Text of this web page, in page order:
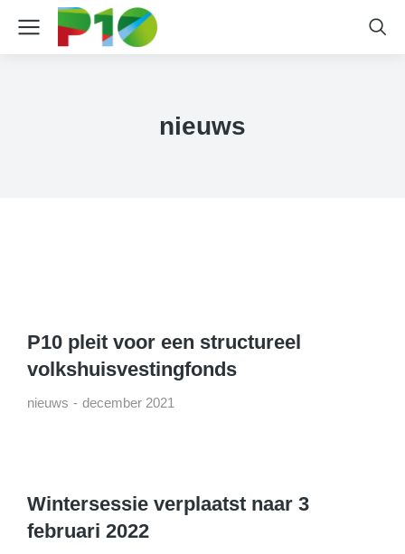
nieuws
P10 pleit voor een structureel
volkshuisvestingfonds
nieuws december 2021
Wintersessie verplaatst naar 3
februari 2022